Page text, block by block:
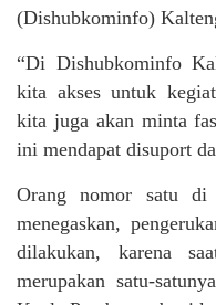
(Dishubkominfo)
“Di Dishubkominfo
kita akses untuk
kita juga akan minta
ini mendapat disuport
Orang nomor satu
menegaskan,
dilakukan, karena
merupakan satu-